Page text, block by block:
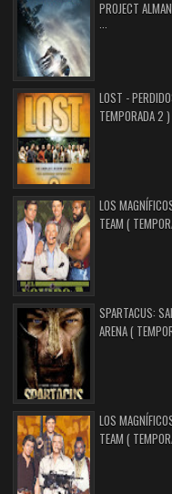
PROJECT
LOST -
TEMPORADA 2 )
LOS
TEAM (
SPARTACUS:
ARENA (
LOS
TEAM (